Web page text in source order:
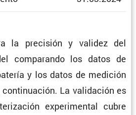
la preci­sión y validez del
compa­rando los datos de
y los datos de medición
La valida­ción es
experi­mental cubre